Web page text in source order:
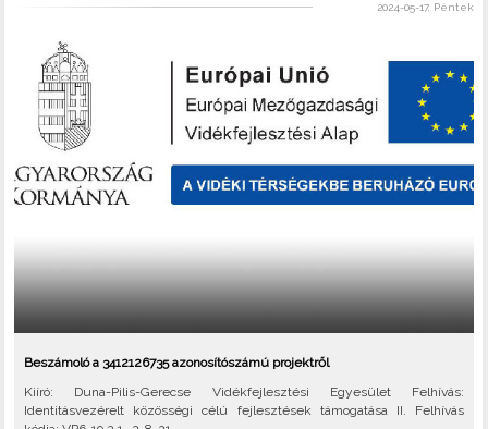
2024-05-17, Péntek
Beszámoló a 3412126735 azonosítószámú projektről
Kiíró: Duna-Pilis-Gerecse Vidékfejlesztési Egyesület Felhívás:
Identitásvezérelt közösségi célú fejlesztések támogatása II. Felhívás